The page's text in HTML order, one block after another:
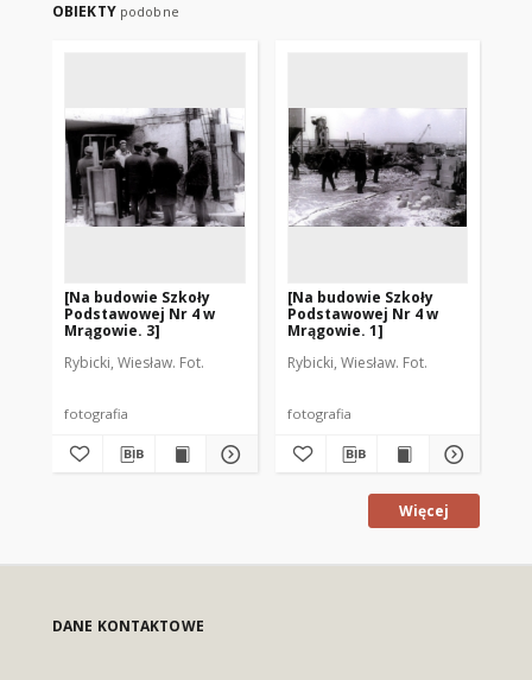
OBIEKTY podobne
[Na budowie Szkoły
Podstawowej Nr 4 w
Mrągowie. 3]
Rybicki, Wiesław. Fot.
fotografia
[Na budowie Szkoły
Podstawowej Nr 4 w
Mrągowie. 1]
Rybicki, Wiesław. Fot.
fotografia
Więcej
DANE KONTAKTOWE